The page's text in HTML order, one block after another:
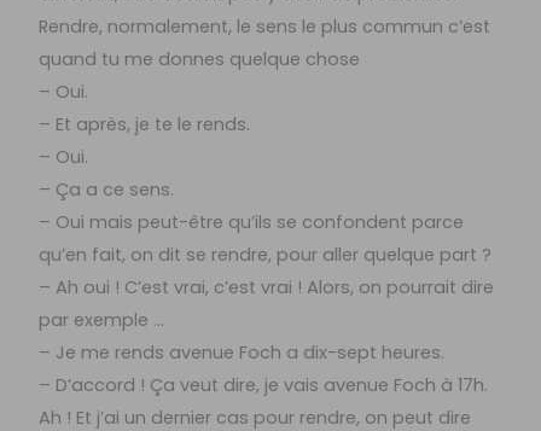
Rendre, normalement, le sens le plus commun c’est
quand tu me donnes quelque chose
– Oui.
– Et après, je te le rends.
– Oui.
– Ça a ce sens.
– Oui mais peut-être qu’ils se confondent parce
qu’en fait, on dit se rendre, pour aller quelque part ?
– Ah oui ! C’est vrai, c’est vrai ! Alors, on pourrait dire
par exemple …
– Je me rends avenue Foch a dix-sept heures.
– D’accord ! Ça veut dire, je vais avenue Foch à 17h.
Ah ! Et j’ai un dernier cas pour rendre, on peut dire